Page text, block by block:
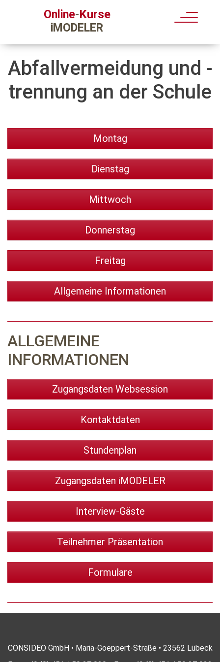
Online-Kurse
iMODELER
Abfallvermeidung und -
trennung an der Schule
Montag
Dienstag
Mittwoch
Donnerstag
Freitag
Allgemeine Informationen
ALLGEMEINE
INFORMATIONEN
Zugangsdaten Websession
Kontaktdaten
Stundenplan
Zugangsdaten iMODELER
Interview-Gäste
Teilnehmer Präsentation
Formulare
CONSIDEO GmbH • Maria-Goeppert-Straße • 23562 Lübeck